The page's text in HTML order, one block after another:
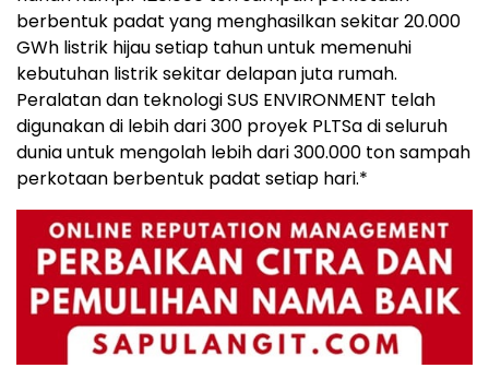
berbentuk padat yang menghasilkan sekitar 20.000
GWh listrik hijau setiap tahun untuk memenuhi
kebutuhan listrik sekitar delapan juta rumah.
Peralatan dan teknologi SUS ENVIRONMENT telah
digunakan di lebih dari 300 proyek PLTSa di seluruh
dunia untuk mengolah lebih dari 300.000 ton sampah
perkotaan berbentuk padat setiap hari.*